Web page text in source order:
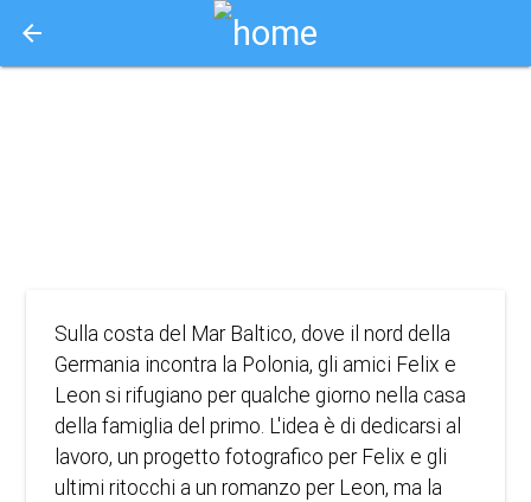
arrow_back
Sulla costa del Mar Baltico, dove il nord della
Germania incontra la Polonia, gli amici Felix e
Leon si rifugiano per qualche giorno nella casa
della famiglia del primo. L'idea è di dedicarsi al
lavoro, un progetto fotografico per Felix e gli
ultimi ritocchi a un romanzo per Leon, ma la